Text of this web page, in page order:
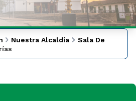
Nuestra Alcaldía
Sala De